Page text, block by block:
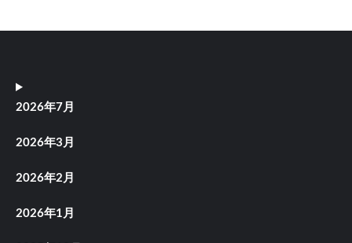
2026年7月
2026年3月
2026年2月
2026年1月